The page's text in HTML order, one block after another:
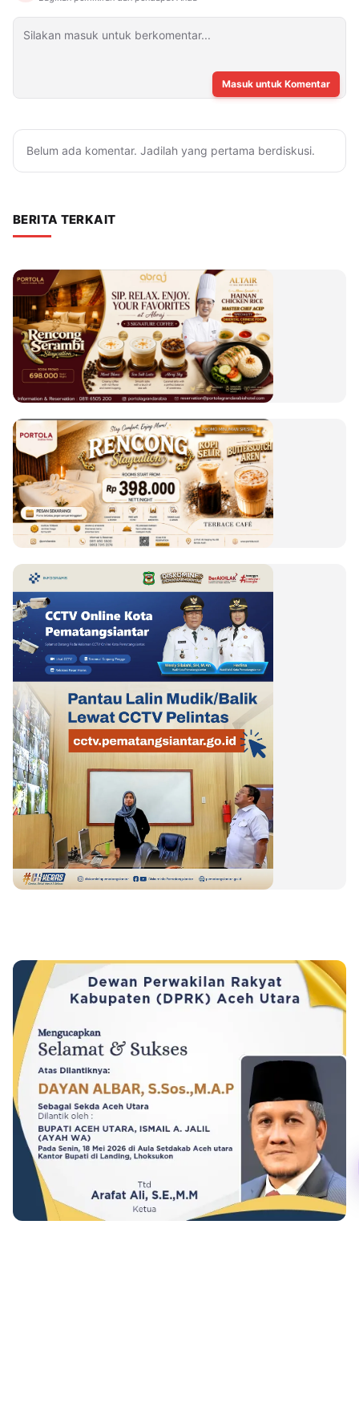
Masuk untuk Komentar
Belum ada komentar. Jadilah yang pertama berdiskusi.
BERITA TERKAIT